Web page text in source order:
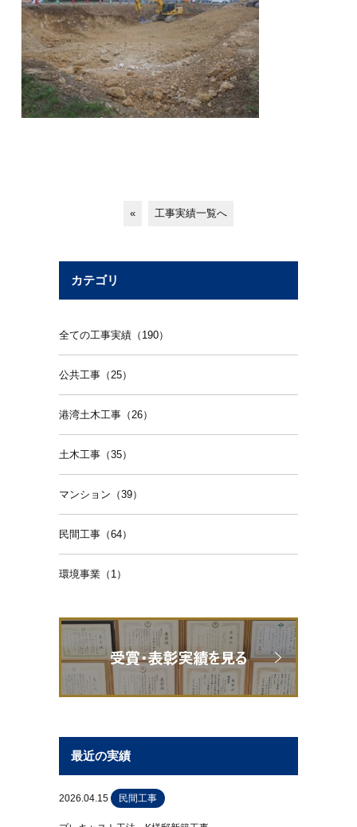
« 工事実績一覧へ
カテゴリ
全ての工事実績（190）
公共工事（25）
港湾土木工事（26）
土木工事（35）
マンション（39）
民間工事（64）
環境事業（1）
最近の実績
2026.04.15 民間工事